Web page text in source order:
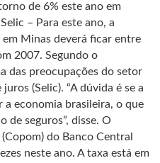
de 6% este ano em
– Para este ano, a
Minas deverá ficar entre
2007. Segundo o
das preocupações do setor
(Selic). “A dúvida é se a
a economia brasileira, o que
de seguros”, disse. O
do Banco Central
neste ano. A taxa está em